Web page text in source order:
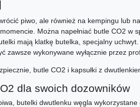
piwo, ale również na kempingu lub
Można napełniać butle CO2 w
mają klatkę butelka, specjalny
zawsze wykonywane wyłącznie przez
butle CO2 i kapsułki z
dla swoich dozowników
butelki dwutlenku węgla